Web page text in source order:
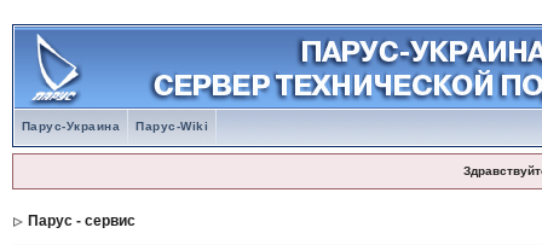
Парус-Украина Парус-Wiki
Парус - сервис